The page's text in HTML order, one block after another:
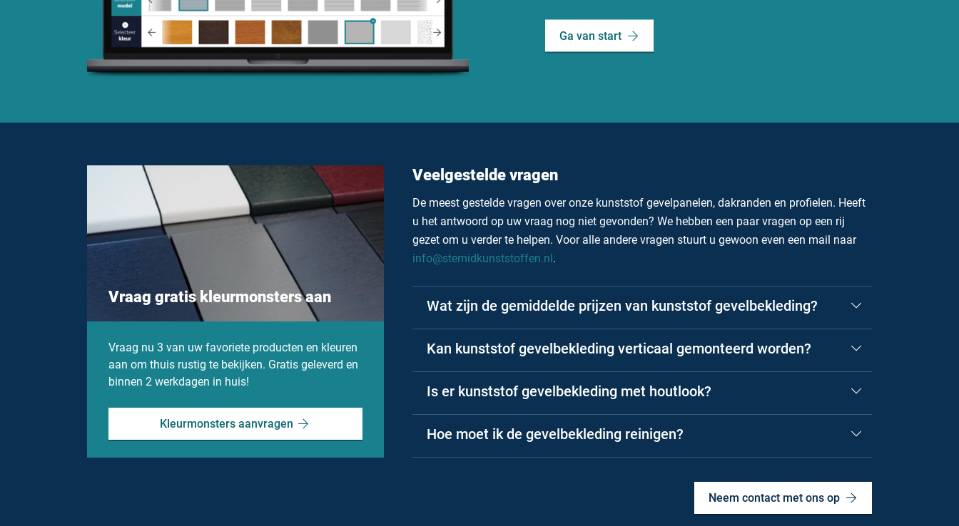
Ga van start
Vraag gratis kleurmonsters aan
Vraag nu 3 van uw favoriete producten en kleuren
aan om thuis rustig te bekijken. Gratis geleverd en
binnen 2 werkdagen in huis!
Kleurmonsters aanvragen
Veelgestelde vragen
De meest gestelde vragen over onze kunststof gevelpanelen, dakranden en profielen. Heeft
u het antwoord op uw vraag nog niet gevonden? We hebben een paar vragen op een rij
gezet om u verder te helpen. Voor alle andere vragen stuurt u gewoon even een mail naar
info@stemidkunststoffen.nl.
Wat zijn de gemiddelde prijzen van kunststof gevelbekleding?
Kan kunststof gevelbekleding verticaal gemonteerd worden?
Is er kunststof gevelbekleding met houtlook?
Hoe moet ik de gevelbekleding reinigen?
Neem contact met ons op